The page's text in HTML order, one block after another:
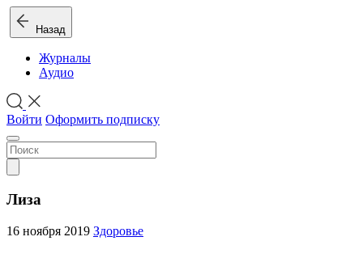
Назад
Журналы
Аудио
Войти Оформить подписку
Лиза
16 ноября 2019 Здоровье